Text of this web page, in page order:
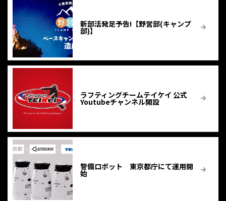
新部活発足予告!【野営部(キャンプ
部)】
ラフティングチームテイケイ 公式
Youtubeチャンネル開設
警備ロボット 東京都庁にて運用開
始